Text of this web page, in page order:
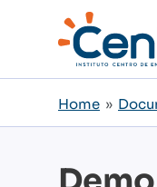
Home »